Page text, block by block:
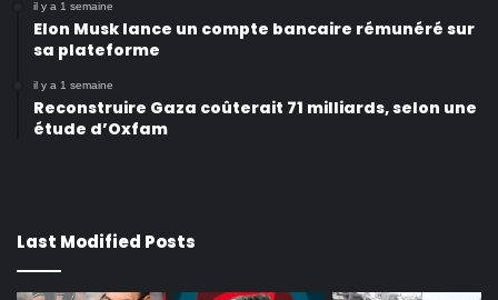
il y a 1 semaine
Elon Musk lance un compte bancaire rémunéré sur
sa plateforme
il y a 1 semaine
Reconstruire Gaza coûterait 71 milliards, selon une
étude d’Oxfam
Last Modified Posts